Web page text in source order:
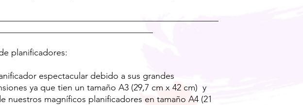
planificadores:
espectacular debido a sus grandes
ya que tien un tamaño A3 (29,7 cm x 42 cm) y
nuestros magníficos planificadores en tamaño A4 (21